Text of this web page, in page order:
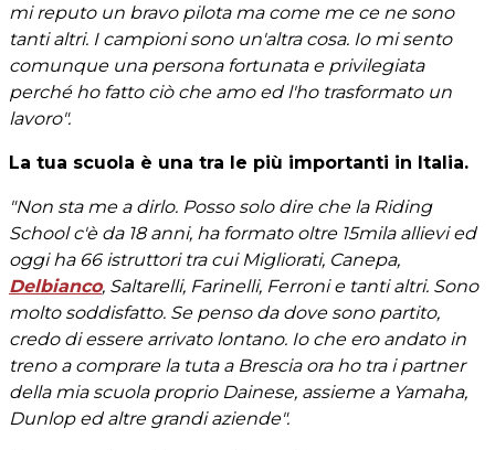
mi reputo un bravo pilota ma come me ce ne sono
tanti altri. I campioni sono un'altra cosa. Io mi sento
comunque una persona fortunata e privilegiata
perché ho fatto ciò che amo ed l'ho trasformato un
lavoro".
La tua scuola è una tra le più importanti in Italia.
"Non sta me a dirlo. Posso solo dire che la Riding
School c'è da 18 anni, ha formato oltre 15mila allievi ed
oggi ha 66 istruttori tra cui Migliorati, Canepa,
Delbianco, Saltarelli, Farinelli, Ferroni e tanti altri. Sono
molto soddisfatto. Se penso da dove sono partito,
credo di essere arrivato lontano. Io che ero andato in
treno a comprare la tuta a Brescia ora ho tra i partner
della mia scuola proprio Dainese, assieme a Yamaha,
Dunlop ed altre grandi aziende".